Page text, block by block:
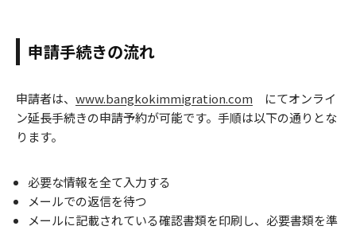
申請手続きの流れ
申請者は、 www.bangkokimmigration.com にてオンライ
ン延長手続きの申請予約が可能です。手順は以下の通りとな
ります。
必要な情報を全て入力する
メールでの返信を待つ
メールに記載されている確認書類を印刷し、必要書類を準